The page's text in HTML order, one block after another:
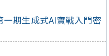
期生成式AI實戰入門密